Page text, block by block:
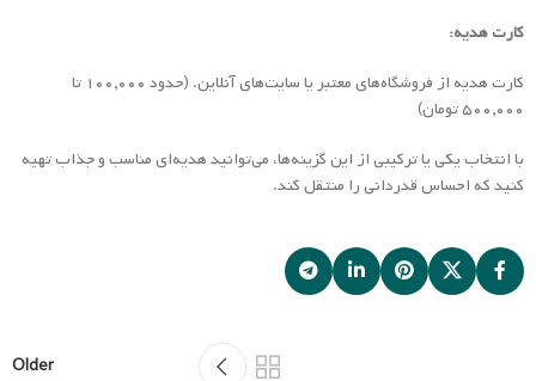
کارت هدیه:
کارت هدیه از فروشگاه‌های معتبر یا سایت‌های آنلاین. (حدود ۱۰۰,۰۰۰ تا
۵۰۰,۰۰۰ تومان)
با انتخاب یکی یا ترکیبی از این گزینه‌ها، می‌توانید هدیه‌ای مناسب و جذاب تهیه
کنید که احساس قدردانی را منتقل کند.
Older